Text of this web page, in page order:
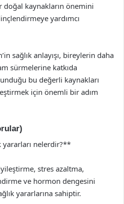
kaynakların önemini
yardımcı
sağlık anlayışı, bireylerin daha
sürmelerine katkıda
bu değerli kaynakları
için önemli bir adım
nelerdir?**
stres azaltma,
ve hormon dengesini
yararlarına sahiptir.